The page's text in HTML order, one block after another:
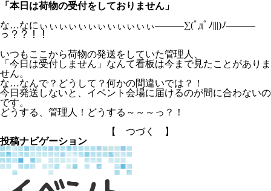
「本日は荷物の受付をしておりません」
な…なにぃぃぃぃぃぃぃぃぃぃぃぃ―――∑(ﾟдﾟﾉ|||)ﾉ―――
っ？？！！
いつもここから荷物の発送をしていた管理人、
「今日は受付しません」なんて看板は今まで見たことがありま
せん。
な…なんで？どうして？何かの間違いでは？！
今日発送しないと、イベント会場に届けるのが間に合わないの
です。
どうする、管理人！どうする～～～っ？！
【 つづく 】
投稿ナビゲーション